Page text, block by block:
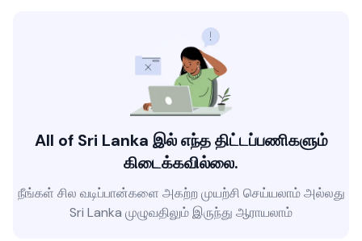
All of Sri Lanka இல் எந்த திட்டப்பணிகளும்
கிடைக்கவில்லை.
நீங்கள் சில வடிப்பான்களை அகற்ற முயற்சி செய்யலாம் அல்லது
Sri Lanka முழுவதிலும் இருந்து ஆராயலாம்